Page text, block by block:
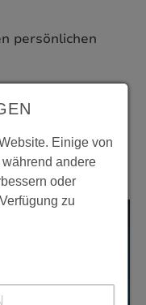
persönlichen
Einige von
andere
oder
zu